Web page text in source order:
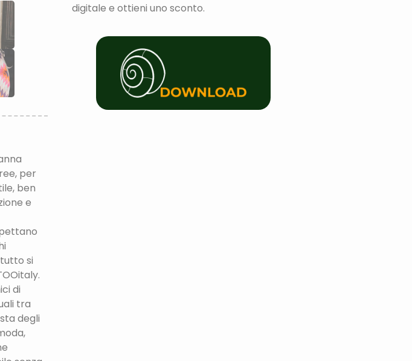
per
ben
e
si
di
tra
degli
digitale e ottieni uno sconto.